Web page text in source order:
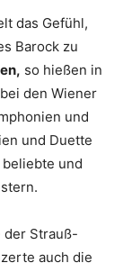
das Gefühl,
Barock zu
so hießen in
den Wiener
und
und Duette
und
der Strauß-
auch die